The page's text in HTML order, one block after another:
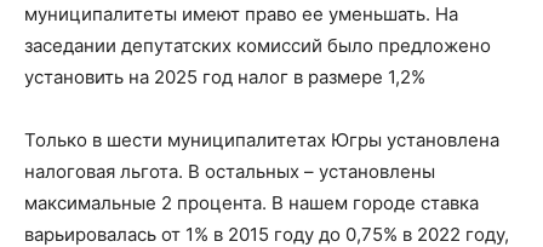
муниципалитеты имеют право ее уменьшать. На
заседании депутатских комиссий было предложено
установить на 2025 год налог в размере 1,2%
Только в шести муниципалитетах Югры установлена
налоговая льгота. В остальных – установлены
максимальные 2 процента. В нашем городе ставка
варьировалась от 1% в 2015 году до 0,75% в 2022 году,